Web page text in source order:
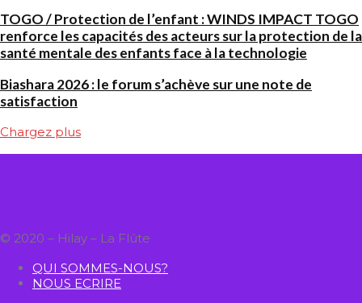
TOGO / Protection de l’enfant : WINDS IMPACT TOGO
renforce les capacités des acteurs sur la protection de la
santé mentale des enfants face à la technologie
Biashara 2026 : le forum s’achève sur une note de
satisfaction
Chargez plus
© 2020 – Hilay – La Flûte
QUI SOMMES-NOUS?
NOUS ECRIRE